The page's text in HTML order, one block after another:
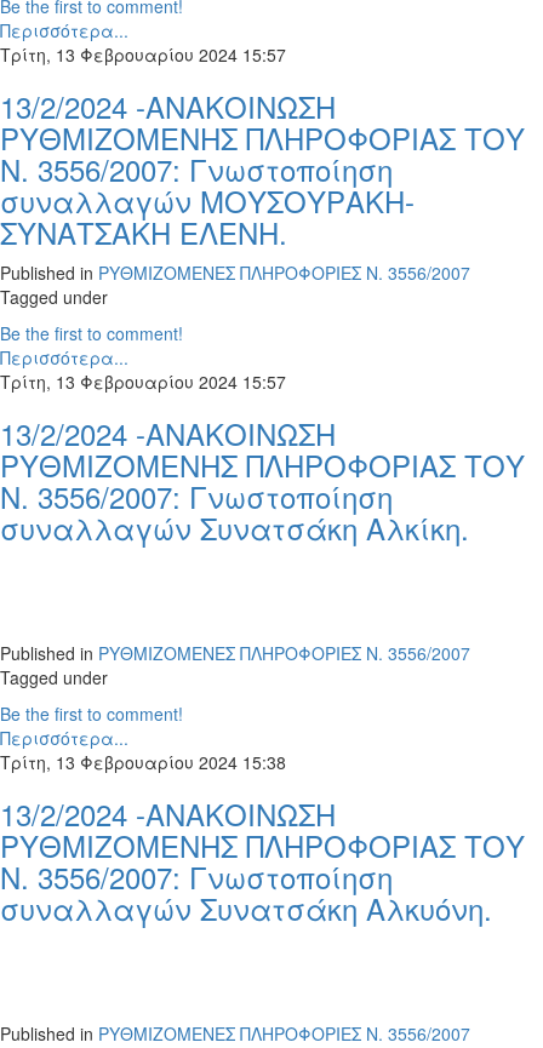
Be the first to comment!
Περισσότερα...
Τρίτη, 13 Φεβρουαρίου 2024 15:57
13/2/2024 -ΑΝΑΚΟΙΝΩΣΗ
ΡΥΘΜΙΖΟΜΕΝΗΣ ΠΛΗΡΟΦΟΡΙΑΣ ΤΟΥ
Ν. 3556/2007: Γνωστοποίηση
συναλλαγών ΜΟΥΣΟΥΡΑΚΗ-
ΣΥΝΑΤΣΑΚΗ ΕΛΕΝΗ.
Published in ΡΥΘΜΙΖΟΜΕΝΕΣ ΠΛΗΡΟΦΟΡΙΕΣ Ν. 3556/2007
Tagged under
Be the first to comment!
Περισσότερα...
Τρίτη, 13 Φεβρουαρίου 2024 15:57
13/2/2024 -ΑΝΑΚΟΙΝΩΣΗ
ΡΥΘΜΙΖΟΜΕΝΗΣ ΠΛΗΡΟΦΟΡΙΑΣ ΤΟΥ
Ν. 3556/2007: Γνωστοποίηση
συναλλαγών Συνατσάκη Αλκίκη.
Published in ΡΥΘΜΙΖΟΜΕΝΕΣ ΠΛΗΡΟΦΟΡΙΕΣ Ν. 3556/2007
Tagged under
Be the first to comment!
Περισσότερα...
Τρίτη, 13 Φεβρουαρίου 2024 15:38
13/2/2024 -ΑΝΑΚΟΙΝΩΣΗ
ΡΥΘΜΙΖΟΜΕΝΗΣ ΠΛΗΡΟΦΟΡΙΑΣ ΤΟΥ
Ν. 3556/2007: Γνωστοποίηση
συναλλαγών Συνατσάκη Αλκυόνη.
Published in ΡΥΘΜΙΖΟΜΕΝΕΣ ΠΛΗΡΟΦΟΡΙΕΣ Ν. 3556/2007